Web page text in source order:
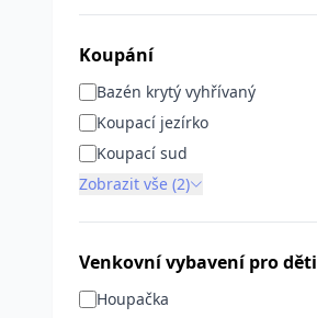
Koupání
Bazén krytý vyhřívaný
Koupací jezírko
Koupací sud
Zobrazit vše (2)
Venkovní vybavení pro děti
Houpačka